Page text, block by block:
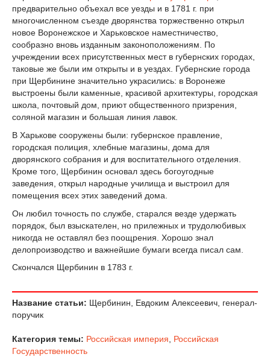
предварительно объехал все уезды и в 1781 г. при
многочисленном съезде дворянства торжественно открыл
новое Воронежское и Харьковское наместничество,
сообразно вновь изданным законоположениям. По
учреждении всех присутственных мест в губернских городах,
таковые же были им открыты и в уездах. Губернские города
при Щербинине значительно украсились: в Воронеже
выстроены были каменные, красивой архитектуры, городская
школа, почтовый дом, приют общественного призрения,
соляной магазин и большая линия лавок.
В Харькове сооружены были: губернское правление,
городская полиция, хлебные магазины, дома для
дворянского собрания и для воспитательного отделения.
Кроме того, Щербинин основал здесь богоугодные
заведения, открыл народные училища и выстроил для
помещения всех этих заведений дома.
Он любил точность по службе, старался везде удержать
порядок, был взыскателен, но прилежных и трудолюбивых
никогда не оставлял без поощрения. Хорошо знал
делопроизводство и важнейшие бумаги всегда писал сам.
Скончался Щербинин в 1783 г.
Название статьи: Щербинин, Евдоким Алексеевич, генерал-
поручик
Категория темы: Российская империя
Российская
Государственность